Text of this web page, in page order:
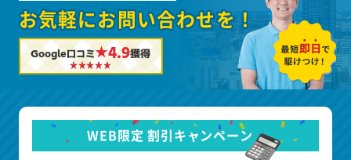
お気軽にお問い合わせを！
Google口コミ★4.9獲得
WEB限定 割引キャンペーン